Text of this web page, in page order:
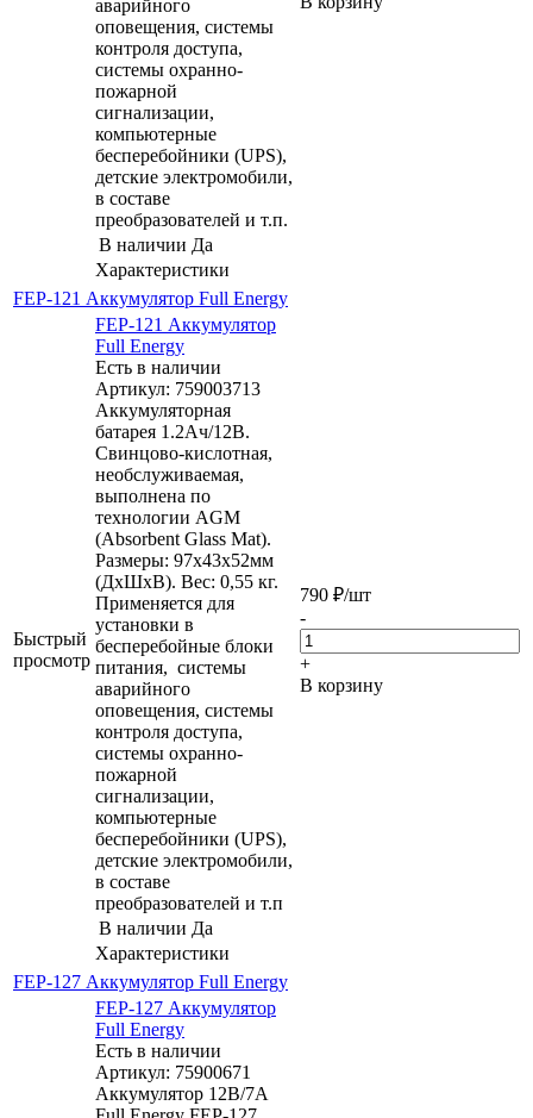
аварийного
оповещения, системы
контроля доступа,
системы охранно-
пожарной
сигнализации,
компьютерные
бесперебойники (UPS),
детские электромобили,
в составе
преобразователей и т.п.
В наличии Да
Характеристики
FEP-121 Аккумулятор Full Energy
Быстрый
просмотр
FEP-121 Аккумулятор
Full Energy
Есть в наличии
Артикул: 759003713
Аккумуляторная
батарея 1.2Aч/12В.
Свинцово-кислотная,
необслуживаемая,
выполнена по
технологии AGM
(Absorbent Glass Mat).
Размеры: 97х43х52мм
(ДхШхВ). Вес: 0,55 кг.
Применяется для
установки в
бесперебойные блоки
питания, системы
аварийного
оповещения, системы
контроля доступа,
системы охранно-
пожарной
сигнализации,
компьютерные
бесперебойники (UPS),
детские электромобили,
в составе
преобразователей и т.п
В наличии Да
Характеристики
790 ₽/шт
-
+
В корзину
FEP-127 Аккумулятор Full Energy
FEP-127 Аккумулятор
Full Energy
Есть в наличии
Артикул: 75900671
Аккумулятор 12В/7А